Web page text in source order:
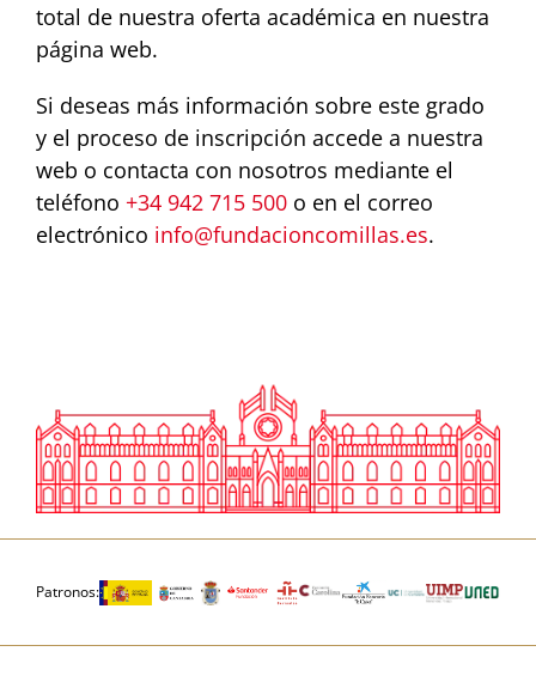
total de nuestra oferta académica en nuestra
página web.
Si deseas más información sobre este grado
y el proceso de inscripción accede a nuestra
web o contacta con nosotros mediante el
teléfono +34 942 715 500 o en el correo
electrónico info@fundacioncomillas.es.
Patronos: